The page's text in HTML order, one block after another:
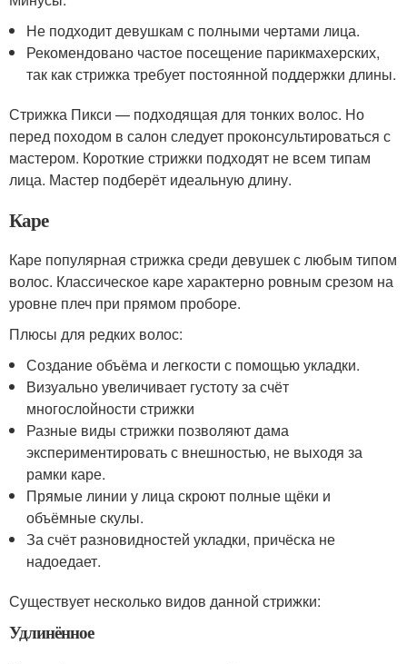
Не подходит девушкам с полными чертами лица.
Рекомендовано частое посещение парикмахерских,
так как стрижка требует постоянной поддержки длины.
Стрижка Пикси — подходящая для тонких волос. Но
перед походом в салон следует проконсультироваться с
мастером. Короткие стрижки подходят не всем типам
лица. Мастер подберёт идеальную длину.
Каре
Каре популярная стрижка среди девушек с любым типом
волос. Классическое каре характерно ровным срезом на
уровне плеч при прямом проборе.
Плюсы для редких волос:
Создание объёма и легкости с помощью укладки.
Визуально увеличивает густоту за счёт
многослойности стрижки
Разные виды стрижки позволяют дама
экспериментировать с внешностью, не выходя за
рамки каре.
Прямые линии у лица скроют полные щёки и
объёмные скулы.
За счёт разновидностей укладки, причёска не
надоедает.
Существует несколько видов данной стрижки:
Удлинённое